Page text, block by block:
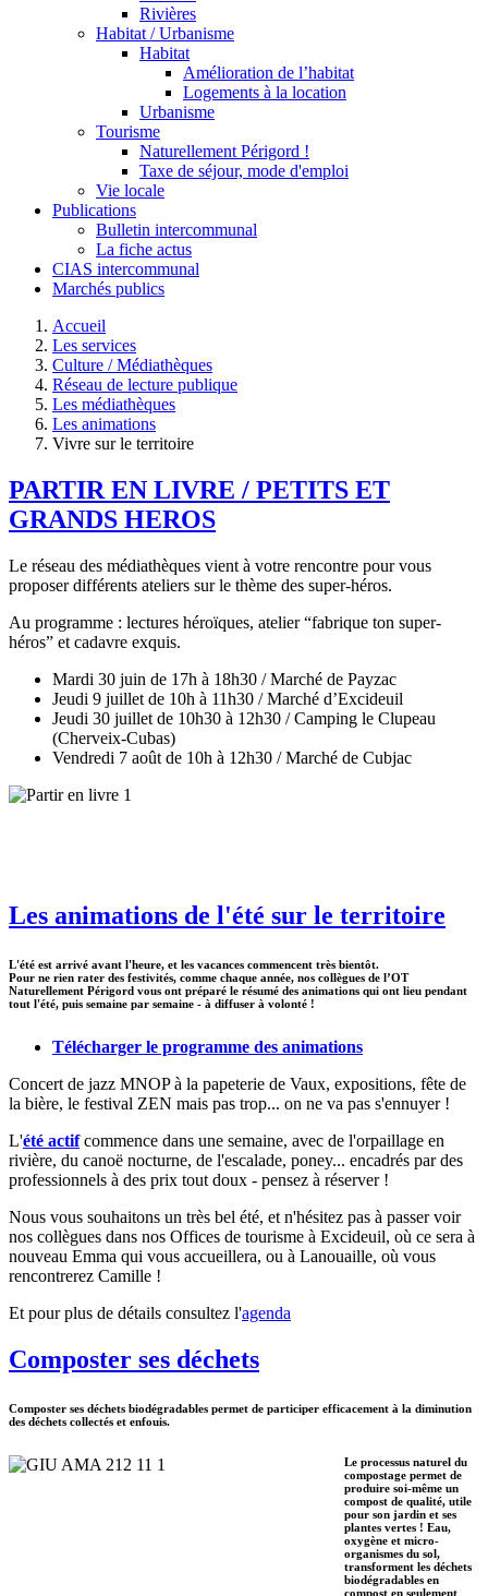
Rivières
Habitat / Urbanisme
Habitat
Amélioration de l’habitat
Logements à la location
Urbanisme
Tourisme
Naturellement Périgord !
Taxe de séjour, mode d'emploi
Vie locale
Publications
Bulletin intercommunal
La fiche actus
CIAS intercommunal
Marchés publics
Accueil
Les services
Culture / Médiathèques
Réseau de lecture publique
Les médiathèques
Les animations
Vivre sur le territoire
PARTIR EN LIVRE / PETITS ET
GRANDS HEROS
Le réseau des médiathèques vient à votre rencontre pour vous
proposer différents ateliers sur le thème des super-héros.
Au programme : lectures héroïques, atelier “fabrique ton super-
héros” et cadavre exquis.
Mardi 30 juin de 17h à 18h30 / Marché de Payzac
Jeudi 9 juillet de 10h à 11h30 / Marché d’Excideuil
Jeudi 30 juillet de 10h30 à 12h30 / Camping le Clupeau
(Cherveix-Cubas)
Vendredi 7 août de 10h à 12h30 / Marché de Cubjac
Les animations de l'été sur le territoire
L'été est arrivé avant l'heure, et les vacances commencent très bientôt.
Pour ne rien rater des festivités, comme chaque année, nos collègues de l’OT
Naturellement Périgord vous ont préparé le résumé des animations qui ont lieu pendant
tout l'été, puis semaine par semaine - à diffuser à volonté !
Télécharger le programme des animations
Concert de jazz MNOP à la papeterie de Vaux, expositions, fête de
la bière, le festival ZEN mais pas trop... on ne va pas s'ennuyer !
L'été actifcommence dans une semaine, avec de l'orpaillage en
rivière, du canoë nocturne, de l'escalade, poney... encadrés par des
professionnels à des prix tout doux - pensez à réserver !
Nous vous souhaitons un très bel été, et n'hésitez pas à passer voir
nos collègues dans nos Offices de tourisme à Excideuil, où ce sera à
nouveau Emma qui vous accueillera, ou à Lanouaille, où vous
rencontrerez Camille !
Et pour plus de détails consultez l'agenda
Composter ses déchets
Composter ses déchets biodégradables permet de participer efficacement à la diminution
des déchets collectés et enfouis.
Le processus naturel du
compostage permet de
produire soi-même un
compost de qualité, utile
pour son jardin et ses
plantes vertes ! Eau,
oxygène et micro-
organismes du sol,
transforment les déchets
biodégradables en
compost en seulement